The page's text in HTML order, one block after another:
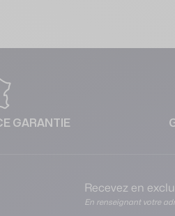
GARANTIE
Recevez en
En renseignant votre